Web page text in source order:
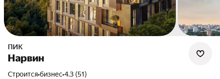
ПИК
Нарвин
Строится•бизнес•4.3 (51)